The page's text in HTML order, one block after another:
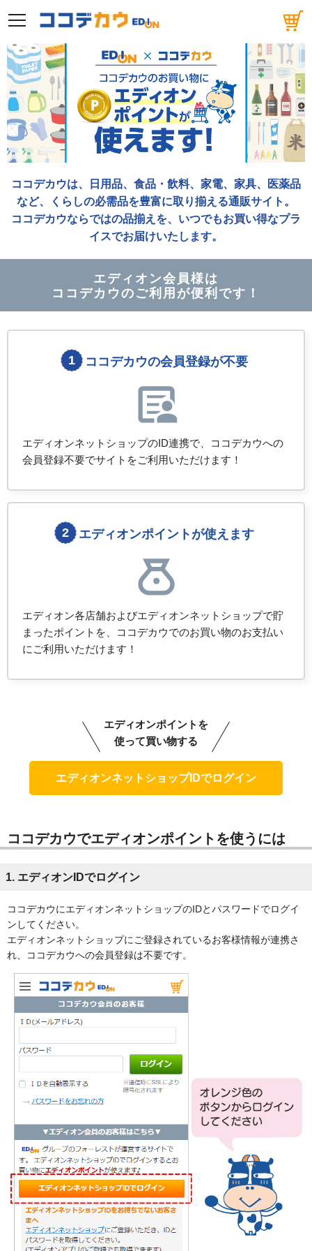
メニュー
ココデカウは、日用品、食品・飲料、家電、家具、医薬品
など、くらしの必需品を豊富に取り揃える通販サイト。
ココデカウならではの品揃えを、いつでもお買い得なプラ
イスでお届けいたします。
エディオン会員様は
ココデカウのご利用が便利です！
ココデカウの会員登録が不要
エディオンネットショップのID連携で、ココデカウへの
会員登録不要でサイトをご利用いただけます！
エディオンポイントが使えます
エディオン各店舗およびエディオンネットショップで貯
まったポイントを、ココデカウでのお買い物のお支払い
にご利用いただけます！
エディオンポイントを
使って買い物する
ココデカウでエディオンポイントを使うには
1. エディオンIDでログイン
ココデカウにエディオンネットショップのIDとパスワードでログイ
ンしてください。
エディオンネットショップにご登録されているお客様情報が連携さ
れ、ココデカウへの会員登録は不要です。